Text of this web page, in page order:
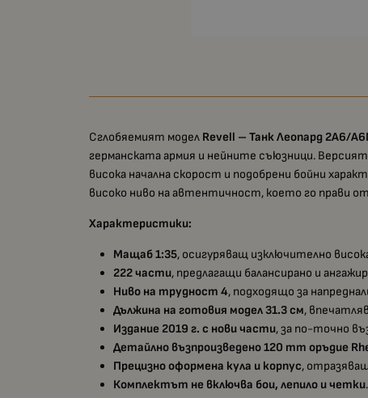
Сглобяемият модел Revell – Танк Леопард 2A6/
германската армия и нейните съюзници.
висока начална скорост и подобрени бойни
високо ниво на автентичност, което го прави
Характеристики:
Мащаб 1:35, осигуряващ изключително
222 части, предлагащи балансирано и
Ниво на трудност 4, подходящо за
Дължина на готовия модел 31.3 см,
Издание 2019 г. с нови части, за по-точно
Детайлно възпроизведено 120 mm оръдие
Прецизно оформена кула и корпус,
Комплектът не включва бои, лепило и четки.